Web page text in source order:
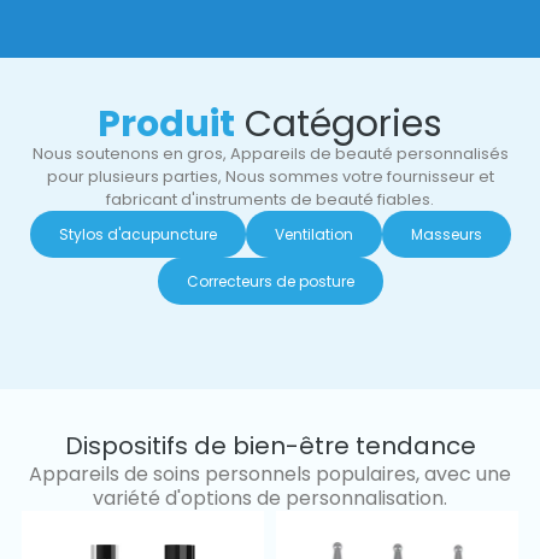
Produit Catégories
Nous soutenons en gros, Appareils de beauté personnalisés
pour plusieurs parties, Nous sommes votre fournisseur et
fabricant d'instruments de beauté fiables.
Stylos d'acupuncture Ventilation Masseurs
Correcteurs de posture
Dispositifs de bien-être tendance
Appareils de soins personnels populaires, avec une
variété d'options de personnalisation.